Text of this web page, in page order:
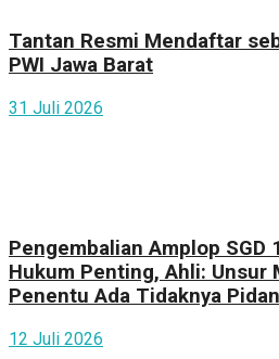
Tantan Resmi Mendaftar
PWI Jawa Barat
31 Juli 2026
Pengembalian Amplop SGD
Hukum Penting, Ahli: Unsur
Penentu Ada Tidaknya
12 Juli 2026